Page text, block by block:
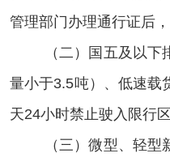
管理部门办理通行证后
（二）国 五及以下
量小于3.5吨）、低速载
天24小时禁止驶入 限行
（三）微型、 轻型